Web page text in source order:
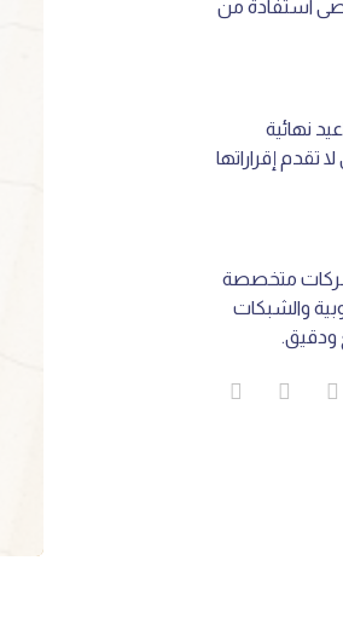
استفادة من
نهائية
تقدم إقراراتها
شركات متخصصة
والشبكات
ودقيق.